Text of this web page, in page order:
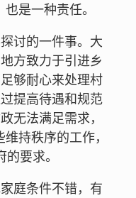
是一种责任。
讨的一件事。大
方致力于引进乡
够耐心来处理村
提高待遇和规范
无法满足需求，
持秩序的工作，
要求。
庭条件不错，有